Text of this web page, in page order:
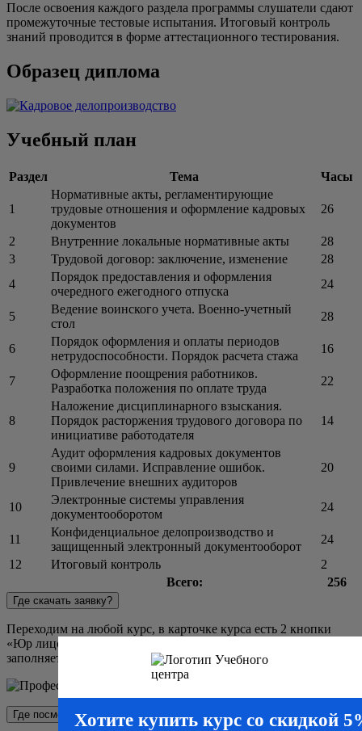
После освоения каждого раздела программы слушатели сдают
промежуточные тестовые испытания. Итоговый контроль
знаний проводится в форме аттестационного тестирования.
Образец диплома
Учебный план
Раздел Тема Часы
1
Нормативные акты, регламентирующие
трудовые отношения и оформление кадровых
документов
26
2 Внутренние локальные нормативные акты
28
3
Трудовой договор: заключение, изменение
28
4
Порядок предоставления и оформления
очередного ежегодного отпуска
24
5
Ведение воинского учета. Военно-учетный
стол
28
6
Порядок оформления и оплаты периодов
нетрудоспособности. Порядок расчета стажа
16
7
Оформление поощрения работников.
Разработка положения по оплате труда
22
8
Наложение дисциплинарного взыскания.
Порядок расторжения трудового договора по
инициативе работодателя
14
9
Аудит оформления кадровых документов
своими силами. Исправление ошибок.
Привлечение внешних аудиторов
20
10
Электронные системы управления
документооборотом
24
11
Конфиденциальное делопроизводство и
защищенный электронный документооборот
24
12
Итоговый контроль
2
Всего:
256
Где скачать заявку?
Переходим на любой курс, в карточке курса есть 2 кнопки
«Юр лицо» и «Физ лицо». Скачиваете нужную вам заявку,
заполняете ее и отправляете нам на почтуinfo@ecoprf.ru
Где посмотреть учебный план
Хотите купить курс со скидкой